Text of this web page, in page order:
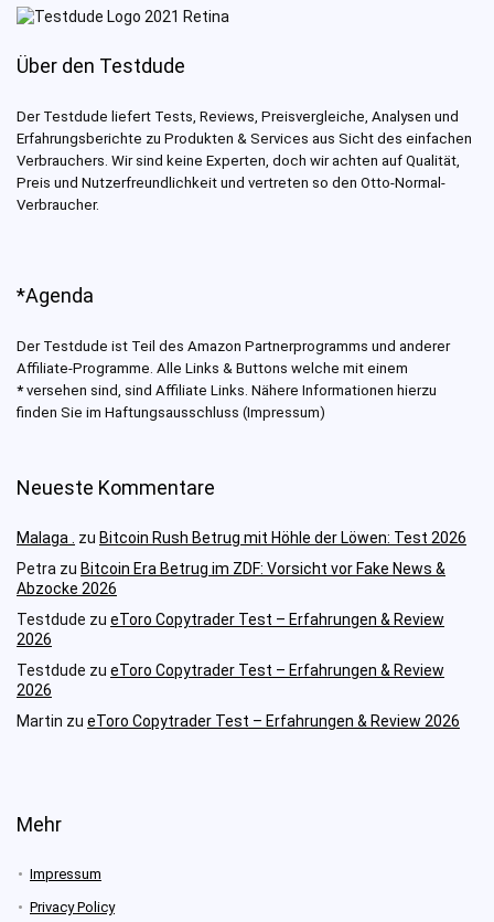
Über den Testdude
Der Testdude liefert Tests, Reviews, Preisvergleiche, Analysen und
Erfahrungsberichte zu Produkten & Services aus Sicht des einfachen
Verbrauchers. Wir sind keine Experten, doch wir achten auf Qualität,
Preis und Nutzerfreundlichkeit und vertreten so den Otto-Normal-
Verbraucher.
*Agenda
Der Testdude ist Teil des Amazon Partnerprogramms und anderer
Affiliate-Programme. Alle Links & Buttons welche mit einem
*versehen sind, sind Affiliate Links. Nähere Informationen hierzu
finden Sie im Haftungsausschluss (Impressum)
Neueste Kommentare
Malaga . zu Bitcoin Rush Betrug mit Höhle der Löwen: Test 2026
Petra zu Bitcoin Era Betrug im ZDF: Vorsicht vor Fake News &
Abzocke 2026
Testdude zu eToro Copytrader Test – Erfahrungen & Review
2026
Testdude zu eToro Copytrader Test – Erfahrungen & Review
2026
Martin zu eToro Copytrader Test – Erfahrungen & Review 2026
Mehr
Impressum
Privacy Policy